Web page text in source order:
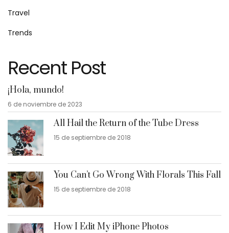
Travel
Trends
Recent Post
¡Hola, mundo!
6 de noviembre de 2023
All Hail the Return of the Tube Dress
15 de septiembre de 2018
You Can’t Go Wrong With Florals This Fall
15 de septiembre de 2018
How I Edit My iPhone Photos